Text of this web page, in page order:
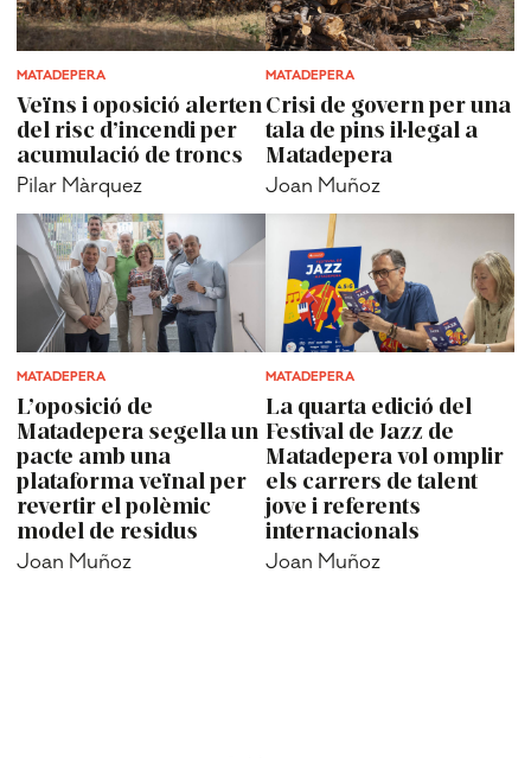
MATADEPERA
Veïns i oposició alerten
del risc d’incendi per
acumulació de troncs
Pilar Màrquez
MATADEPERA
Crisi de govern per una
tala de pins il·legal a
Matadepera
Joan Muñoz
MATADEPERA
L’oposició de
Matadepera segella un
pacte amb una
plataforma veïnal per
revertir el polèmic
model de residus
Joan Muñoz
MATADEPERA
La quarta edició del
Festival de Jazz de
Matadepera vol omplir
els carrers de talent
jove i referents
internacionals
Joan Muñoz